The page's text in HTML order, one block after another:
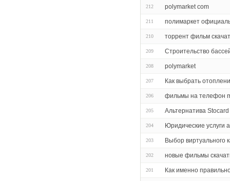
212 polymarket com
211 полимаркет
210 торрент фильм
209 Строительство
208 polymarket
207 Как выбрать
206 фильмы на телефон
205 Альтернатива
204 Юридические услуги
203 Выбор виртуального
202 новые фильмы
201 Как именно